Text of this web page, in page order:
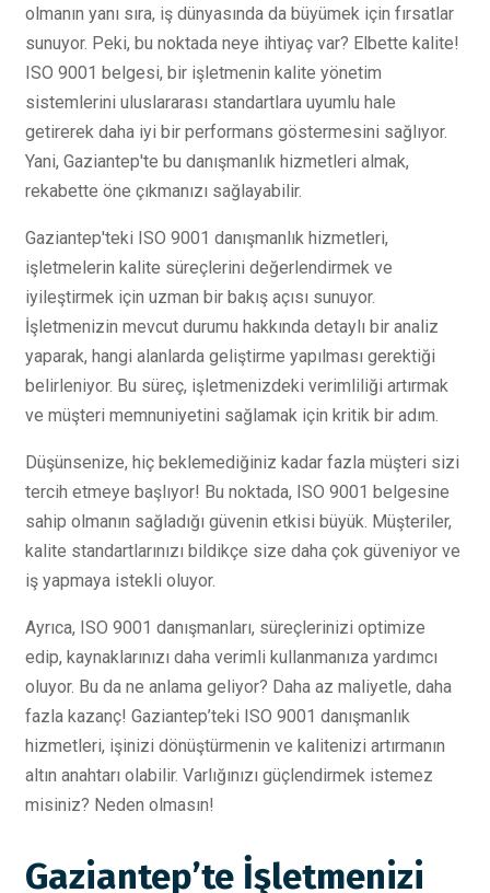
olmanın yanı sıra, iş dünyasında da büyümek için fırsatlar
sunuyor. Peki, bu noktada neye ihtiyaç var? Elbette kalite!
ISO 9001 belgesi, bir işletmenin kalite yönetim
sistemlerini uluslararası standartlara uyumlu hale
getirerek daha iyi bir performans göstermesini sağlıyor.
Yani, Gaziantep'te bu danışmanlık hizmetleri almak,
rekabette öne çıkmanızı sağlayabilir.
Gaziantep'teki ISO 9001 danışmanlık hizmetleri,
işletmelerin kalite süreçlerini değerlendirmek ve
iyileştirmek için uzman bir bakış açısı sunuyor.
İşletmenizin mevcut durumu hakkında detaylı bir analiz
yaparak, hangi alanlarda geliştirme yapılması gerektiği
belirleniyor. Bu süreç, işletmenizdeki verimliliği artırmak
ve müşteri memnuniyetini sağlamak için kritik bir adım.
Düşünsenize, hiç beklemediğiniz kadar fazla müşteri sizi
tercih etmeye başlıyor! Bu noktada, ISO 9001 belgesine
sahip olmanın sağladığı güvenin etkisi büyük. Müşteriler,
kalite standartlarınızı bildikçe size daha çok güveniyor ve
iş yapmaya istekli oluyor.
Ayrıca, ISO 9001 danışmanları, süreçlerinizi optimize
edip, kaynaklarınızı daha verimli kullanmanıza yardımcı
oluyor. Bu da ne anlama geliyor? Daha az maliyetle, daha
fazla kazanç! Gaziantep’teki ISO 9001 danışmanlık
hizmetleri, işinizi dönüştürmenin ve kalitenizi artırmanın
altın anahtarı olabilir. Varlığınızı güçlendirmek istemez
misiniz? Neden olmasın!
Gaziantep’te İşletmenizi